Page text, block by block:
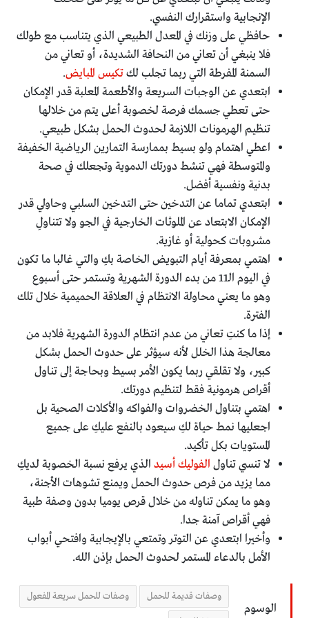
الإنجابية واستقرارك النفسي.
حافظي على وزنك في المعدل الطبيعي الذي يتناسب مع طولك
فلا ينبغي أن تعاني من النحافة الشديدة، أو تعاني من
السمنة المفرطة التي ربما تجلب لكتكيس المبايض.
ابتعدي عن الوجبات السريعة والأطعمة المعلبة قدر الإمكان
حتى تعطي جسمك فرصة لخصوبة أعلى يتم من خلالها
تنظيم الهرمونات اللازمة لحدوث الحمل بشكل طبيعي.
اعطي اهتمام ولو بسيط بممارسة التمارين الرياضية الخفيفة
والمتوسطة فهي تنشط دورتك الدموية وتجعلك في صحة
بدنية ونفسية أفضل.
ابتعدي تماما عن التدخين حتى التدخين السلبي وحاولي قدر
الإمكان الابتعاد عن الملوثات الخارجية في الجو ولا تتناولِ
مشروبات كحولية أو غازية.
اهتمي بمعرفة أيام التبويض الخاصة بكِ والتي غالبا ما تكون
في اليوم الـ11 من بدء الدورة الشهرية وتستمر حتى أسبوع
وهو ما يعني محاولة الانتظام في العلاقة الحميمية خلال تلك
الفترة.
إذا ما كنتِ تعاني من عدم انتظام الدورة الشهرية فلابد من
معالجة هذا الخلل لأنه سيؤثر على حدوث الحمل بشكل
كبير، ولا تقلقي ربما يكون الأمر بسيط وبحاجة إلى تناول
أقراص هرمونية فقط لتنظيم دورتك.
اهتمي بتناول الخضروات والفواكه والأكلات الصحية بل
اجعليها نمط حياة لكِ سيعود بالنفع عليكِ على جميع
المستويات بكل تأكيد.
لا تنسي تناول الفوليك أسيد الذي يرفع نسبة الخصوبة لديكِ
مما يزيد من فرص حدوث الحمل ويمنع تشوهات الأجنة،
وهو ما يمكن تناوله من خلال قرص يوميا بدون وصفة طبية
فهي أقراص آمنة جدا.
وأخيرا ابتعدي عن التوتر وتمتعي بالإيجابية وافتحي أبواب
الأمل بالدعاء المستمر لحدوث الحمل بإذن الله.
الوسوم
وصفات قديمة للحمل وصفات للحمل سريعة المفعول